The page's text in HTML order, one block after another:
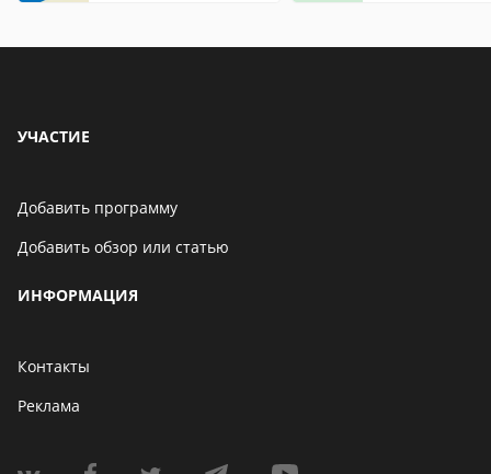
УЧАСТИЕ
Добавить программу
Добавить обзор или статью
ИНФОРМАЦИЯ
Контакты
Реклама